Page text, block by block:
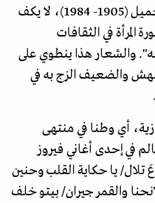
هذا الحزب سنة 1936، بيار الجميل (1905- 1984)، لا يكف
المرأة في الثقافات
والشعار هذا ينطوي على
والضعيف الزج به في
أي وطنا في منتهى
في إحدى أغاني فيروز
تلال/ يا حكاية القلب وحنين
والقمر جيران/ بيتو خلف